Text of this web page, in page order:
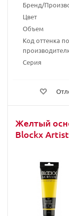
Бренд/
Цвет
Объем
Код оттенка по
Серия
Желтый
Blockx